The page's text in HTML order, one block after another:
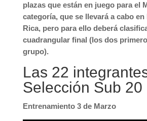
plazas que están en juego para el
categoría, que se llevará a cabo en
Rica, pero para ello deberá
cuadrangular final (los dos
grupo).
Las 22
Selección Sub 20
Entrenamiento 3 de Marzo